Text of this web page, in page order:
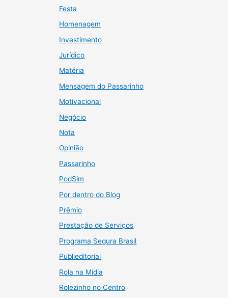
Festa
Homenagem
Investimento
Jurídico
Matéria
Mensagem do Passarinho
Motivacional
Negócio
Nota
Opinião
Passarinho
PodSim
Por dentro do Blog
Prêmio
Prestação de Serviços
Programa Segura Brasil
Publieditorial
Rola na Mídia
Rolezinho no Centro